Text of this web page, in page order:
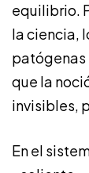
equilibrio.
la ciencia,
patógenas
que la
invisibles,
En el